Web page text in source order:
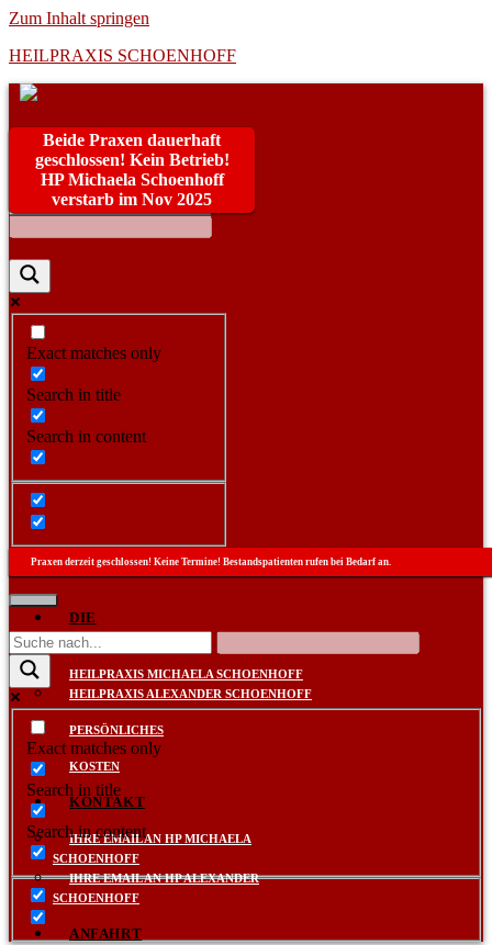
Zum Inhalt springen
HEILPRAXIS SCHOENHOFF
Beide Praxen dauerhaft
geschlossen! Kein Betrieb!
HP Michaela Schoenhoff
verstarb im Nov 2025
Exact matches only
Search in title
Search in content
Praxen derzeit geschlossen! Keine Termine! Bestandspatienten rufen bei Bedarf an.
DIE
PRAXEN
HEILPRAXIS MICHAELA SCHOENHOFF
HEILPRAXIS ALEXANDER SCHOENHOFF
PERSÖNLICHES
KOSTEN
KONTAKT
IHRE EMAIL AN HP MICHAELA
SCHOENHOFF
IHRE EMAIL AN HP ALEXANDER
SCHOENHOFF
ANFAHRT
Exact matches only
Search in title
Search in content